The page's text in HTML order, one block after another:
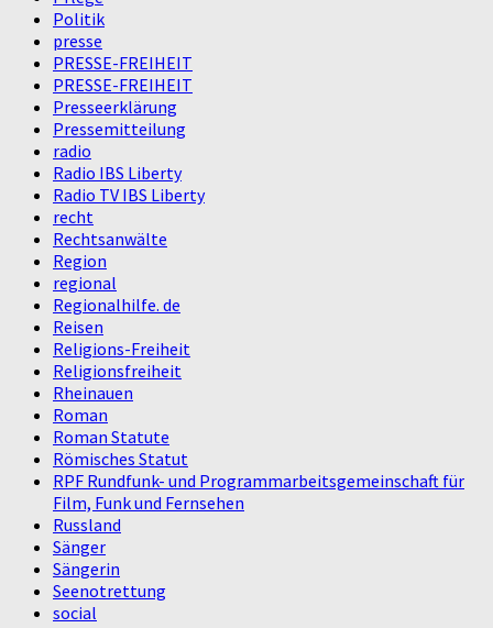
Politik
presse
PRESSE-FREIHEIT
PRESSE-FREIHEIT
Presseerklärung
Pressemitteilung
radio
Radio IBS Liberty
Radio TV IBS Liberty
recht
Rechtsanwälte
Region
regional
Regionalhilfe. de
Reisen
Religions-Freiheit
Religionsfreiheit
Rheinauen
Roman
Roman Statute
Römisches Statut
RPF Rundfunk- und Programmarbeitsgemeinschaft für
Film, Funk und Fernsehen
Russland
Sänger
Sängerin
Seenotrettung
social